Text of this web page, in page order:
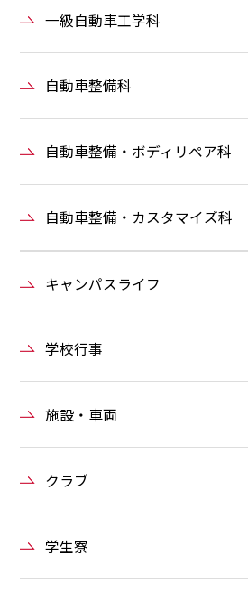
一級自動車工学科
自動車整備科
自動車整備・ボディリペア科
自動車整備・カスタマイズ科
キャンパスライフ
学校行事
施設・車両
クラブ
学生寮